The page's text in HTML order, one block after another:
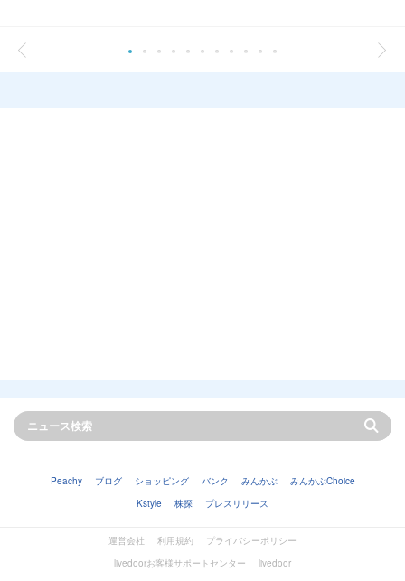
Peachy ブログ ショッピング バンク みんかぶ
みんかぶChoice
Kstyle
株探 プレスリリース
運営会社 利用規約
プライバシーポリシー
livedoorお客様サポートセンター
livedoor